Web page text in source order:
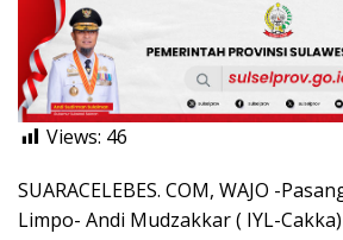
Views: 46
SUARACELEBES. COM, WAJO -
Limpo- Andi Mudzakkar ( IYL-